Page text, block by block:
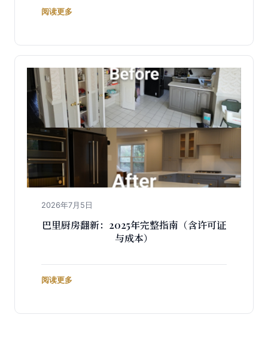
阅读更多
2026年7月5日
巴里厨房翻新：2025年完整指南（含许可证
与成本）
阅读更多